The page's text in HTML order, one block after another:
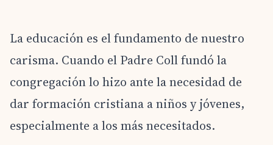
La educación es el fundamento de nuestro
carisma. Cuando el Padre Coll fundó la
congregación lo hizo ante la necesidad de
dar formación cristiana a niños y jóvenes,
especialmente a los más necesitados.